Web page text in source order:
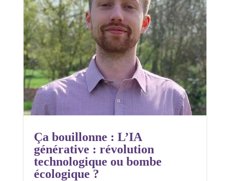
Ça bouillonne : L’IA
générative : révolution
technologique ou bombe
écologique ?